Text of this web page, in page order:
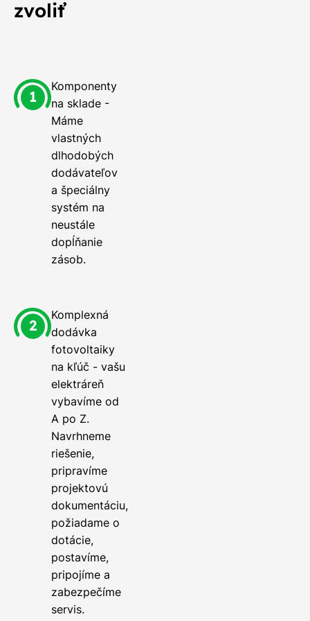
zvoliť
Komponenty
na sklade -
Máme
vlastných
dlhodobých
dodávateľov
a špeciálny
systém na
neustále
dopĺňanie
zásob.
Komplexná
dodávka
fotovoltaiky
na kľúč - vašu
elektráreň
vybavíme od
A po Z.
Navrhneme
riešenie,
pripravíme
projektovú
dokumentáciu,
požiadame o
dotácie,
postavíme,
pripojíme a
zabezpečíme
servis.